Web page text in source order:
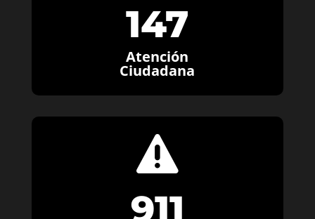
147
Atención
Ciudadana

911